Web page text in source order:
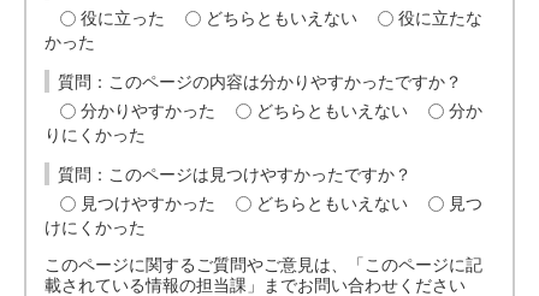
役に立った
どちらともいえない
役に立たな
かった
質問：このページの内容は分かりやすかったですか？
分かりやすかった
どちらともいえない
分か
りにくかった
質問：このページは見つけやすかったですか？
見つけやすかった
どちらともいえない
見つ
けにくかった
このページに関するご質問やご意見は、「このページに記
載されている情報の担当課」までお問い合わせください